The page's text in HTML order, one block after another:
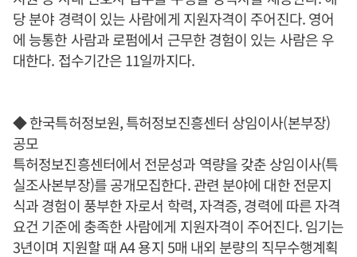
당 분야 경력이 있는 사람에게 지원자격이 주어진다. 영어
에 능통한 사람과 로펌에서 근무한 경험이 있는 사람은 우
대한다. 접수기간은 11일까지다.
◆ 한국특허정보원, 특허정보진흥센터 상임이사(본부장)
공모
특허정보진흥센터에서 전문성과 역량을 갖춘 상임이사(특
실조사본부장)를 공개모집한다. 관련 분야에 대한 전문지
식과 경험이 풍부한 자로서 학력, 자격증, 경력에 따른 자격
요건 기준에 충족한 사람에게 지원자격이 주어진다. 임기는
3년이며 지원할 때 A4 용지 5매 내외 분량의 직무수행계획